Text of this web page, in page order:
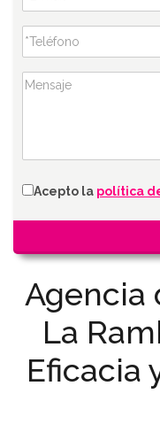
Agencia
La
Eficacia
Acepto la política